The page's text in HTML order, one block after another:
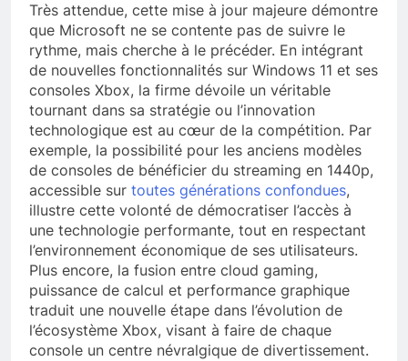
Très attendue, cette mise à jour majeure démontre
que Microsoft ne se contente pas de suivre le
rythme, mais cherche à le précéder. En intégrant
de nouvelles fonctionnalités sur Windows 11 et ses
consoles Xbox, la firme dévoile un véritable
tournant dans sa stratégie ou l’innovation
technologique est au cœur de la compétition. Par
exemple, la possibilité pour les anciens modèles
de consoles de bénéficier du streaming en 1440p,
accessible sur toutes générations confondues,
illustre cette volonté de démocratiser l’accès à
une technologie performante, tout en respectant
l’environnement économique de ses utilisateurs.
Plus encore, la fusion entre cloud gaming,
puissance de calcul et performance graphique
traduit une nouvelle étape dans l’évolution de
l’écosystème Xbox, visant à faire de chaque
console un centre névralgique de divertissement.